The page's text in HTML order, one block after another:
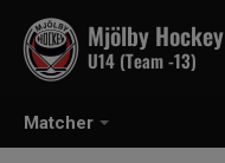
Matcher
Mjölby Hockey
U14 (Team -13)